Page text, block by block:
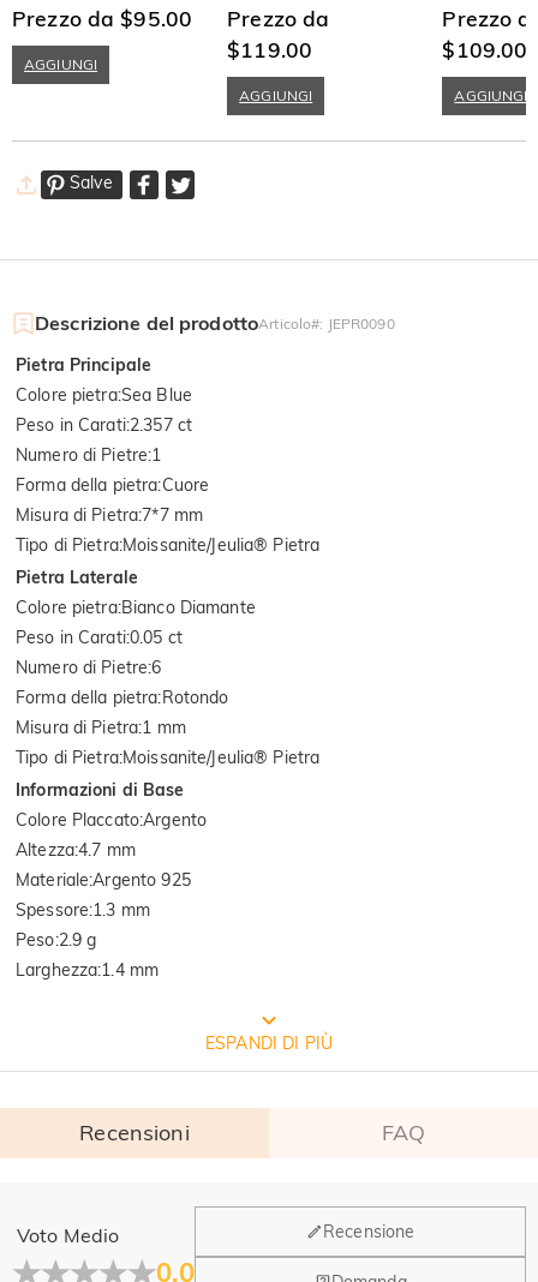
Taglio Cuore Argento
Prezzo da $95.00
AGGIUNGI
Due Pietre Natale
Prezzo da
$119.00
AGGIUNGI
Ciondolo e
Intrecciato
Prezzo
$109.00
AGGIUNGI
Salve
Descrizione del prodottoArticolo#: JEPR0090
Pietra Principale
Colore pietra:Sea Blue
Peso in Carati:2.357 ct
Numero di Pietre:1
Forma della pietra:Cuore
Misura di Pietra:7*7 mm
Tipo di Pietra:Moissanite/Jeulia® Pietra
Pietra Laterale
Colore pietra:Bianco Diamante
Peso in Carati:0.05 ct
Numero di Pietre:6
Forma della pietra:Rotondo
Misura di Pietra:1 mm
Tipo di Pietra:Moissanite/Jeulia® Pietra
Informazioni di Base
Colore Placcato:Argento
Altezza:4.7 mm
Materiale:Argento 925
Spessore:1.3 mm
Peso:2.9 g
Larghezza:1.4 mm
CONFEZIONE GRATUITA JEULIA
ESPANDI DI PIÙ
Recensioni FAQ
Voto Medio
0.0
Recensione
Generale
Dove si trova la tua azienda?